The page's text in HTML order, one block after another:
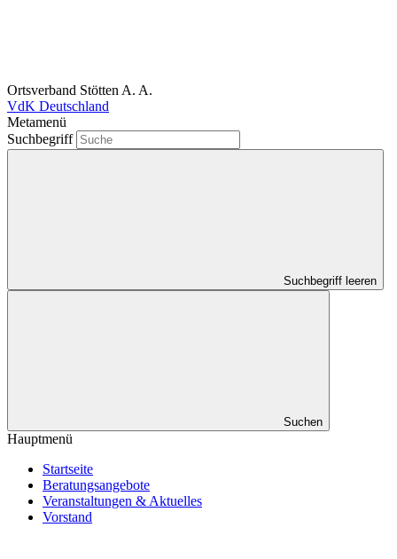
Ortsverband Stötten A. A.
VdK Deutschland
Metamenü
Suchbegriff
Suchbegriff leeren
Suchen
Hauptmenü
Startseite
Beratungsangebote
Veranstaltungen & Aktuelles
Vorstand